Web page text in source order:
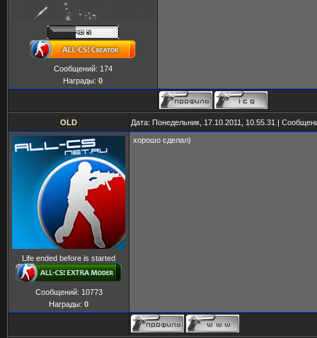
Сообщений: 174
Награды: 0
OLD Дата: Понедельник, 17.10.2011, 10.55.31 |
Life ended before is started
Сообщений: 10773
Награды: 0
хорошо сделал)